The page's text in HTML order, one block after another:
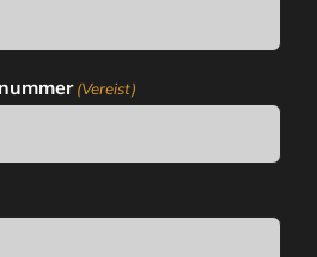
(Vereist)